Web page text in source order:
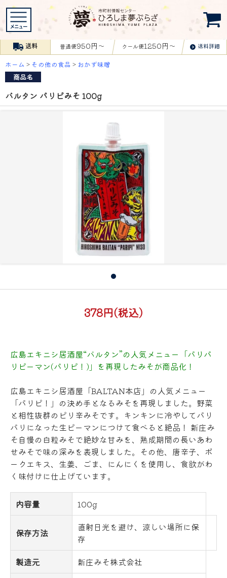
送料 普通便950円〜 クール便1250円〜 送料詳細
ホーム > その他の食品 > おかず味噌
商品名
バルタン パリピみそ 100g
378円(税込)
広島エキニシ居酒屋“バルタン”の人気メニュー「パリパ
リピーマン(パリピ！)」を再現したみそが商品化！
広島エキニシ居酒屋「BALTAN本店」の人気メニュー
「パリピ！」の決め手となるみそを再現しました。野菜
と相性抜群のピリ辛みそです。キンキンに冷やしてパリ
パリになった生ピーマンにつけて食べると絶品！ 新庄み
そ自慢の白粒みそで絶妙な甘みを、熟成期間の長いあわ
せみそで味の深みを表現しました。その他、唐辛子、ポ
ークエキス、生姜、ごま、にんにくを使用し、食欲がわ
く味付けに仕上げています。
内容量 100g
保存方法
直射日光を避け、涼しい場所に保
存
製造元
新庄みそ株式会社